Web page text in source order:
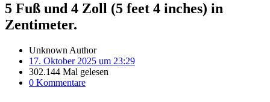
5 Fuß und 4 Zoll (5 feet 4 inches) in
Zentimeter.
Unknown Author
17. Oktober 2025 um 23:29
302.144 Mal gelesen
0 Kommentare